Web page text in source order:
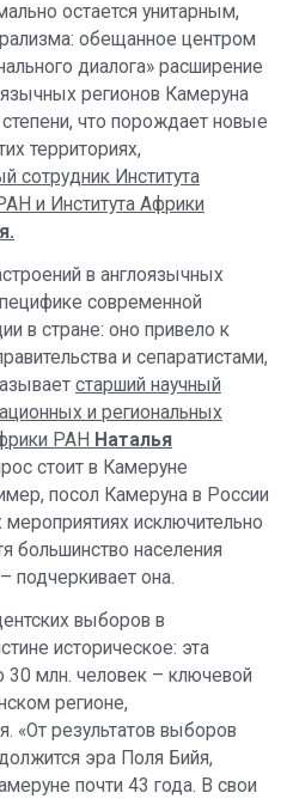
остается унитарным,
обещанное центром
диалога» расширение
регионов Камеруна
что порождает новые
территориях,
сотрудник Института
и Института Африки
в англоязычных
современной
в стране: оно привело к
и сепаратистами,
старший научный
и региональных
РАН Наталья
стоит в Камеруне
посол Камеруна в России
исключительно
большинство населения
подчеркивает она.
выборов в
историческое: эта
30 млн. человек – ключевой
регионе,
«От результатов выборов
эра Поля Бийя,
почти 43 года. В свои